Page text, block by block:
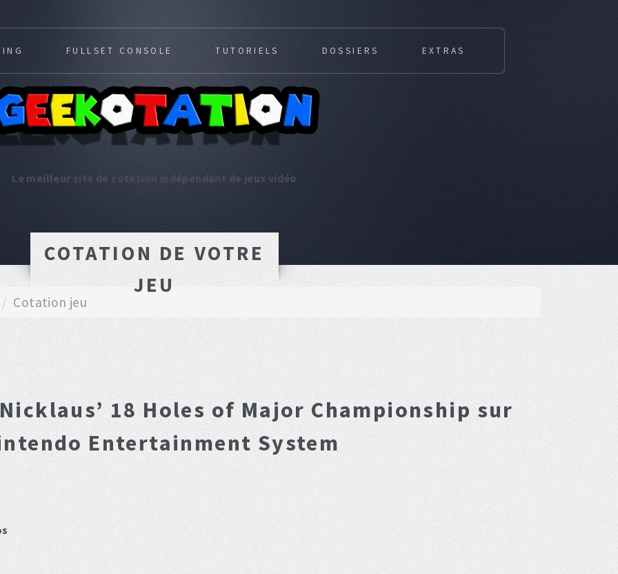
Le meilleur site de cotation indépendant de jeux vidéo
FULLSET CONSOLE TUTORIELS DOSSIERS EXTRAS
COTATION DE VOTRE
JEU
Cotation jeu
18 Holes of Major Championship sur
Entertainment System